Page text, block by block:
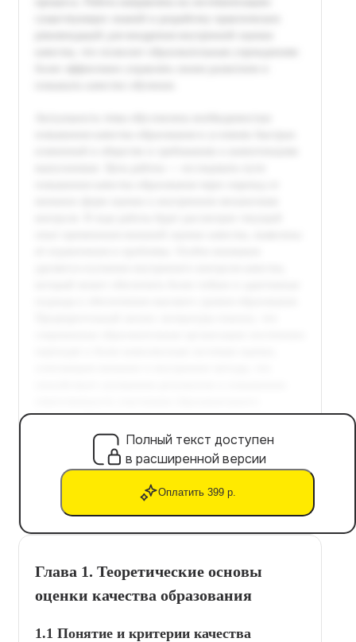
Полный текст доступен
в расширенной версии
Оплатить 399 р.
Глава 1. Теоретические основы
оценки качества образования
1.1 Понятие и критерии качества